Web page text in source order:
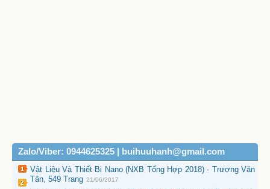
Zalo/Viber: 0944625325 | buihuuhanh@gmail.com
Vật Liệu Và Thiết Bị Nano (NXB Tổng Hợp 2018) - Trương Văn
Tân, 549 Trang 21/06/2017